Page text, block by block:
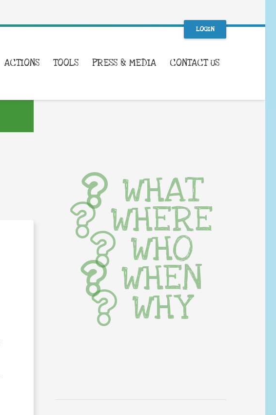
LOGIN
ACTIONS TOOLS PRESS & MEDIA CONTACT US
WHAT
WHERE
WHO
WHEN
WHY